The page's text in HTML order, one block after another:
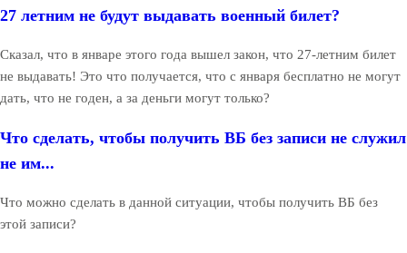
27 летним не будут выдавать военный билет?
Сказал, что в январе этого года вышел закон, что 27-летним билет
не выдавать! Это что получается, что с января бесплатно не могут
дать, что не годен, а за деньги могут только?
Что сделать, чтобы получить ВБ без записи не служил
не им...
Что можно сделать в данной ситуации, чтобы получить ВБ без
этой записи?